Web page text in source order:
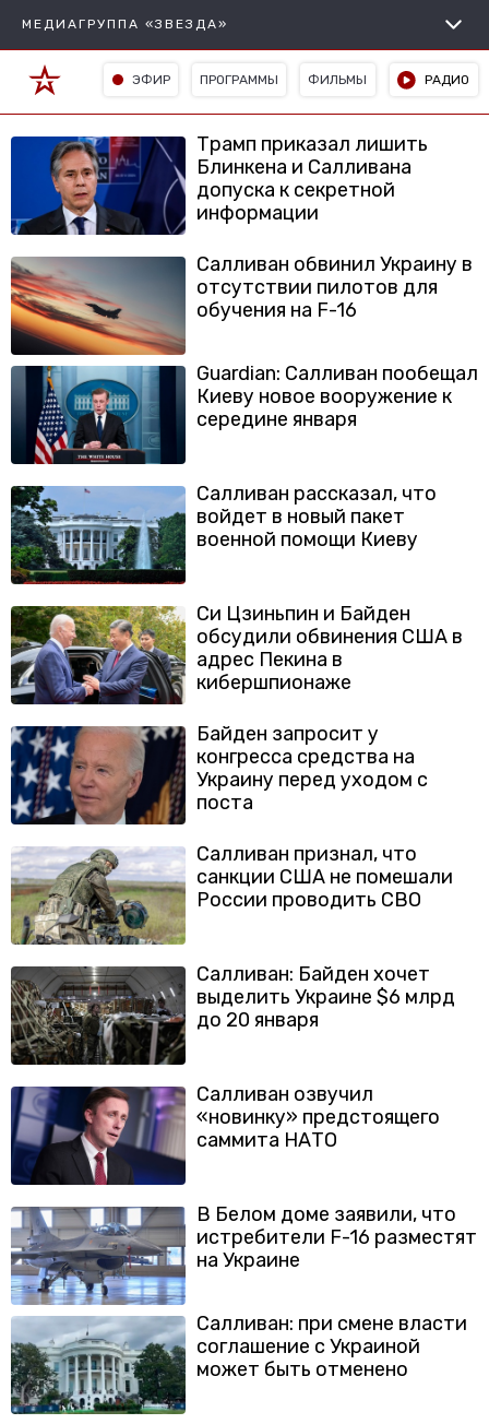
МЕДИАГРУППА «ЗВЕЗДА»
ЭФИР ПРОГРАММЫ ФИЛЬМЫ РАДИО
Трамп приказал лишить
Блинкена и Салливана
допуска к секретной
информации
Салливан обвинил Украину в
отсутствии пилотов для
обучения на F-16
Guardian: Салливан пообещал
Киеву новое вооружение к
середине января
Салливан рассказал, что
войдет в новый пакет
военной помощи Киеву
Си Цзиньпин и Байден
обсудили обвинения США в
адрес Пекина в
кибершпионаже
Байден запросит у
конгресса средства на
Украину перед уходом с
поста
Салливан признал, что
санкции США не помешали
России проводить СВО
Салливан: Байден хочет
выделить Украине $6 млрд
до 20 января
Салливан озвучил
«новинку» предстоящего
саммита НАТО
В Белом доме заявили, что
истребители F-16 разместят
на Украине
Салливан: при смене власти
соглашение с Украиной
может быть отменено